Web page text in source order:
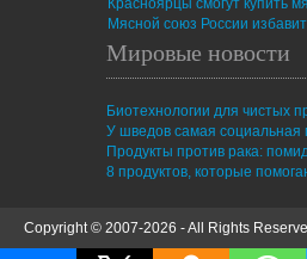
Красноярцы смогут купить
Мясной союз России
Мировые новости
Биотехнологии для чистых
У шведов самая социальная
Продукты против рака:
8 продуктов, которые
Copyright © 2007-2026 - All Rights